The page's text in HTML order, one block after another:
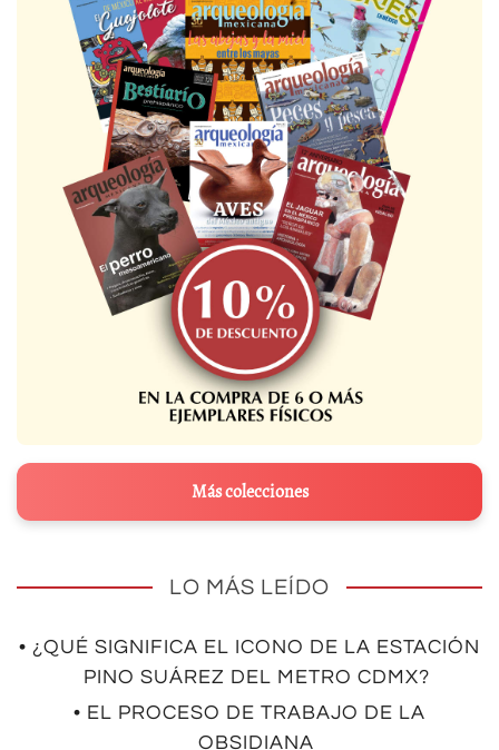
Más colecciones
LO MÁS LEÍDO
• ¿QUÉ SIGNIFICA EL ICONO DE LA ESTACIÓN
PINO SUÁREZ DEL METRO CDMX?
• EL PROCESO DE TRABAJO DE LA
OBSIDIANA